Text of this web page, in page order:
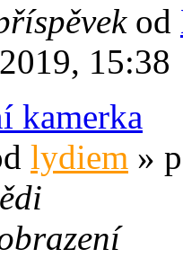
od
15:38
kamerka
lydiem »